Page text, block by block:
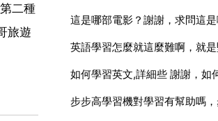
二種
旅遊
這是哪部電影？謝謝，求問這